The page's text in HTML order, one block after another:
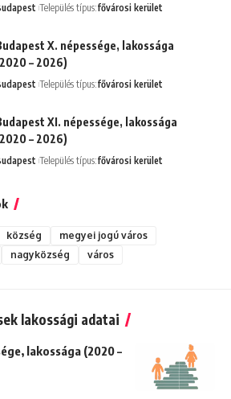
Település típus:fővárosi kerület
X. népessége, lakossága
– 2026)
Település típus:fővárosi kerület
XI. népessége, lakossága
– 2026)
Település típus:fővárosi kerület
község
megyei jogú város
nagyközség város
lakossági adatai
lakossága (2020 –